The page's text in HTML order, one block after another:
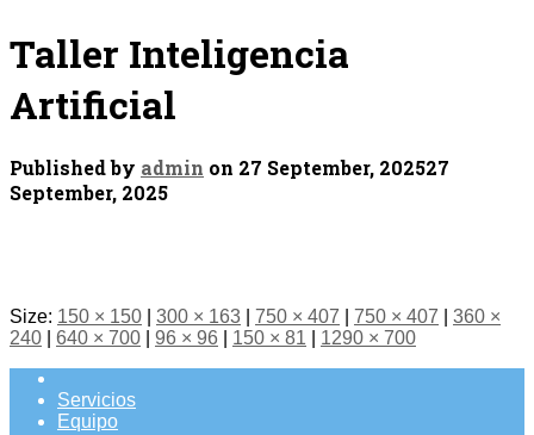
Taller Inteligencia
Artificial
Published by admin on 27 September, 202527
September, 2025
Size: 150 × 150 300 × 163 750 × 407 750 × 407
360 ×
240
640 × 700 96 × 96 150 × 81 1290 × 700
Servicios
Equipo